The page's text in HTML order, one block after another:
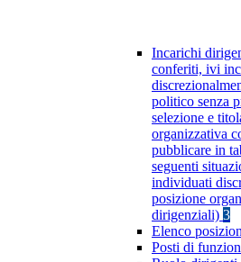
Incarichi
conferiti, ivi
politico senza
selezione e
organizzativa
pubblicare in
seguenti
individuati
posizione
dirigenziali) 3
Elenco
Posti di